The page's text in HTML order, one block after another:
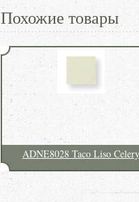
Похожие товары
ADNE8028 Taco Liso Celery